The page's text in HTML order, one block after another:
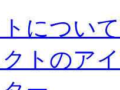
について
トのア